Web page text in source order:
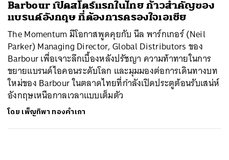
Barbour เปิดสโตร์แรกในไทย ก้าวสำคัญของ
แบรนด์อังกฤษ ที่ต้องการครองใจเอเชีย
The Momentum มีโอกาสพูดคุยกับ นีล พาร์กเกอร์ (Neil
Parker) Managing Director, Global Distributors ของ
Barbour เพื่อเจาะลึกเบื้องหลังปรัชญา ความท้าทายในการ
ขยายแบรนด์ไอคอนระดับโลก และมุมมองต่อการเดินทางบท
ใหม่ของ Barbour ในตลาดไทยที่กำลังเปิดประตูต้อนรับเสน่ห์
อังกฤษเหนือกาลเวลาแบบเต็มตัว
โดย เพ็ญทิพา ทองคำเภา